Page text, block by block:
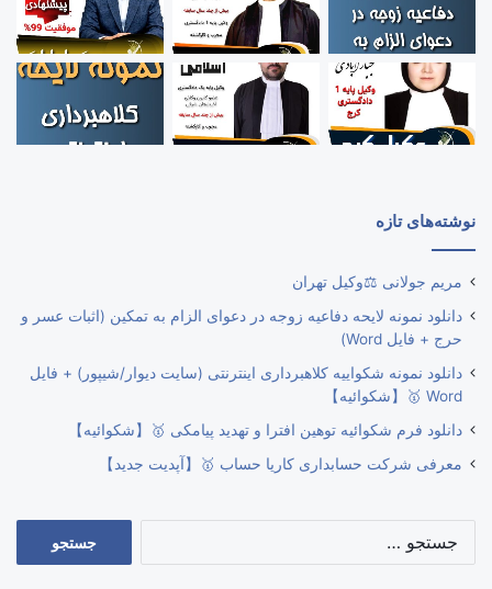
نوشته‌های تازه
مریم جولانی ⚖️وکیل تهران
دانلود نمونه لایحه دفاعیه زوجه در دعوای الزام به تمکین (اثبات عسر و
حرج + فایل Word)
دانلود نمونه شکواییه کلاهبرداری اینترنتی (سایت دیوار/شیپور) + فایل
Word 🥇【شکوائیه】
دانلود فرم شکوائیه توهین افترا و تهدید پیامکی 🥇【شکوائیه】
معرفی شرکت حسابداری کاریا حساب 🥇【آپدیت جدید】